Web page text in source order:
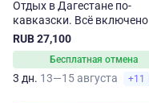
Отдых в Дагестане по-
кавказски. Всё включено
RUB 27,100
Бесплатная отмена
3 дн. 13—15 августа +11